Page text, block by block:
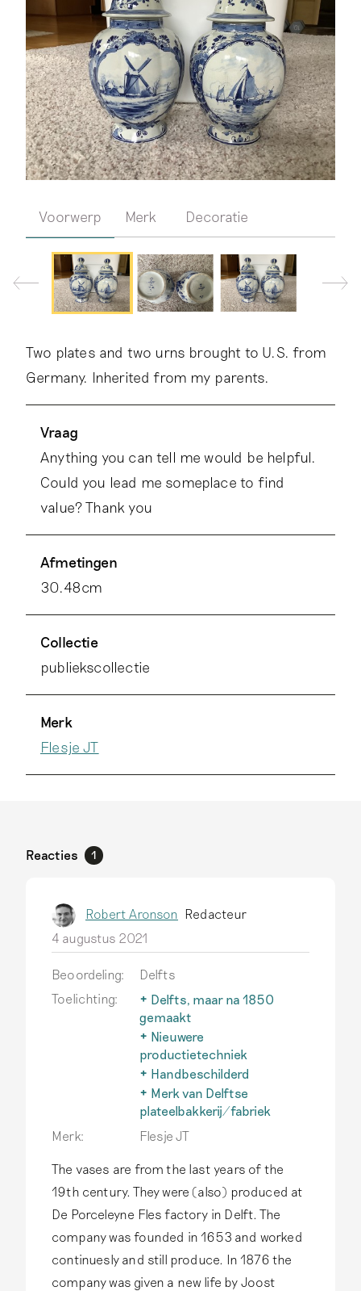
Voorwerp Merk Decoratie
Two plates and two urns brought to U.S. from
Germany. Inherited from my parents.
Vraag
Anything you can tell me would be helpful.
Could you lead me someplace to find
value? Thank you
Afmetingen
30.48cm
Collectie
publiekscollectie
Merk
Flesje JT
Reacties 1
Robert Aronson Redacteur
4 augustus 2021
Beoordeling:
Delfts
Toelichting:
Delfts, maar na 1850
gemaakt
Na 1850 verandert de
productietechniek voor
aardewerk bij de enige
overgebleven
plateelfabriek in Delft. Dit
valt buiten de scope van
deze website.
Nieuwere
productietechniek
Na 1850 ontwikkelen
fabrieken in binnen- en
buitenland efficiëntere,
productietechnieken. Dit
aardewerk valt buiten de
scope van deze site.Lees
meer
Handbeschilderd
Een belangrijk kenmerk van
authentiek Delfts
het handgeschilderd is.
Druktechnieken komen op
dit aardewerk niet voor.
Lees meer
Merk van Delftse
plateelbakkerij/fabriek
Dankzij historisch
onderzoek weten we
steeds meer over de
plateelbakkerijen
gebruikten. Benieuwd naar
deze bakkerijen?Lees
meer
Merk: Flesje JT
The vases are from the last years of the
19th century. They were (also) produced at
De Porceleyne Fles factory in Delft. The
company was founded in 1653 and worked
continuesly and still produce. In 1876 the
company was given a new life by Joost